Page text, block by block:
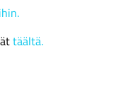
täältä.